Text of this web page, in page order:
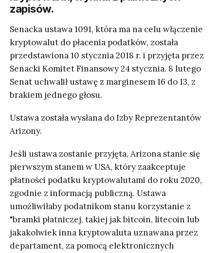
zapisów.
Senacka ustawa 1091, która ma na celu włączenie
kryptowalut do płacenia podatków, została
przedstawiona 10 stycznia 2018 r. i przyjęta przez
Senacki Komitet Finansowy 24 stycznia. 8 lutego
Senat uchwalił ustawę z marginesem 16 do 13, z
brakiem jednego głosu.
Ustawa została wysłana do Izby Reprezentantów
Arizony.
Jeśli ustawa zostanie przyjęta, Arizona stanie się
pierwszym stanem w USA, który zaakceptuje
płatności podatku kryptowalutami do roku 2020,
zgodnie z informacją publiczną. Ustawa
umożliwiłaby podatnikom stanu korzystanie z
"bramki płatniczej, takiej jak bitcoin, litecoin lub
jakakolwiek inna kryptowaluta uznawana przez
departament, za pomocą elektronicznych